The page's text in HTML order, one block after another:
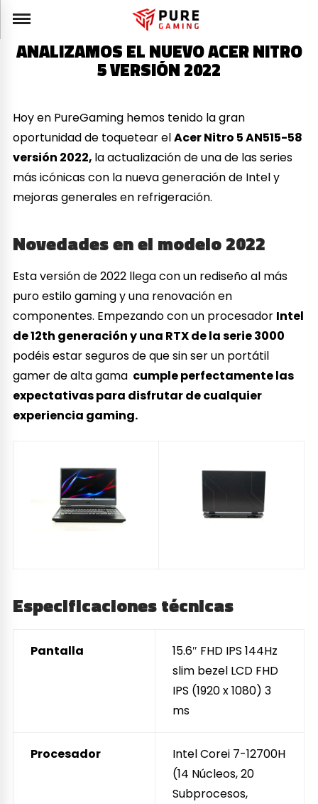
ANALIZAMOS EL NUEVO ACER NITRO
5 VERSIÓN 2022
Hoy en PureGaming hemos tenido la gran
oportunidad de toquetear elAcer Nitro 5 AN515-58
versión 2022, la actualización de una de las series
más icónicas con la nueva generación de Intel y
mejoras generales en refrigeración.
Novedades en el modelo 2022
Esta versión de 2022 llega con un rediseño al más
puro estilo gaming y una renovación en
componentes. Empezando con un procesador Intel
de 12th generación y una RTX de la serie 3000
podéis estar seguros de que sin ser un portátil
gamer de alta gama cumple perfectamente las
expectativas para disfrutar de cualquier
experiencia gaming.
Especificaciones técnicas
Pantalla
15.6″ FHD IPS 144Hz
slim bezel LCD FHD
IPS (1920 x 1080) 3
ms
Procesador
Intel Corei 7-12700H
(14 Núcleos, 20
Subprocesos,